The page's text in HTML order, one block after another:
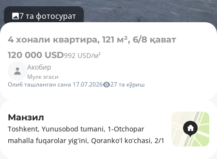
7 та фотосурат
4 хонали квартира, 121 м², 6/8 қават
120 000 USD992 USD/м²
Акобир
Мулк эгаси
Олиб ташланган сана 17.07.2026
27 та кўриш
Манзил
Toshkent, Yunusobod tumani, 1-Otchopar
mahalla fuqarolar yigʻini, Qorankoʻl koʻchasi, 2/1